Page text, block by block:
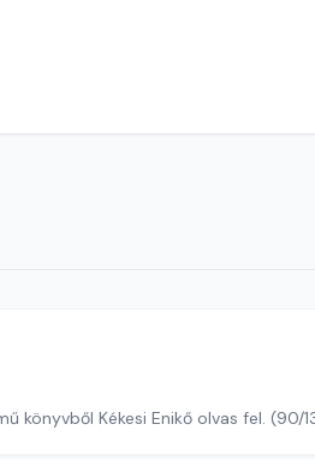
Romano Guardini: Az imádság iskolájában című könyvből